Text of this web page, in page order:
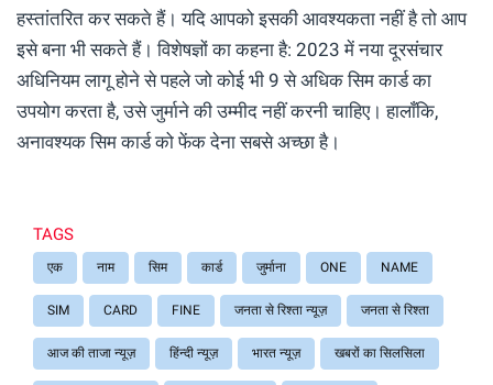
हस्तांतरित कर सकते हैं। यदि आपको इसकी आवश्यकता नहीं है तो आप
इसे बना भी सकते हैं। विशेषज्ञों का कहना है: 2023 में नया दूरसंचार
अधिनियम लागू होने से पहले जो कोई भी 9 से अधिक सिम कार्ड का
उपयोग करता है, उसे जुर्माने की उम्मीद नहीं करनी चाहिए। हालाँकि,
अनावश्यक सिम कार्ड को फेंक देना सबसे अच्छा है।
TAGS
एक नाम सिम कार्ड जुर्माना ONE NAME
SIM CARD FINE जनता से रिश्ता न्यूज़ जनता से रिश्ता
आज की ताजा न्यूज़ हिंन्दी न्यूज़ भारत न्यूज़ खबरों का सिलसिला